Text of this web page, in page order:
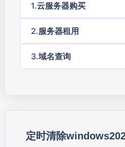
云服务器购买
服务器租用
域名查询
定时清除